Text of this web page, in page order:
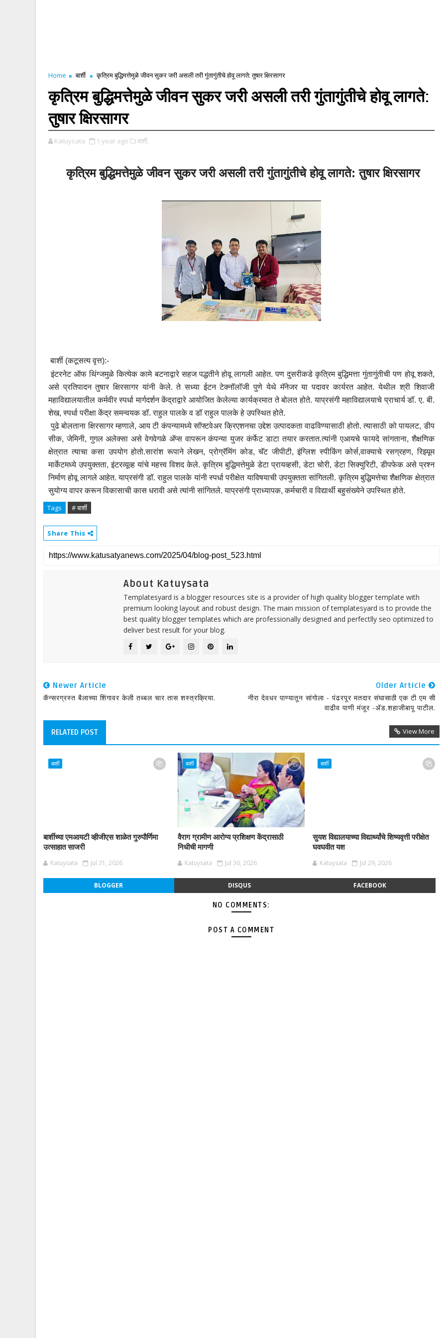
Home बार्शी कृत्रिम बुद्धिमत्तेमुळे जीवन सुकर जरी असली तरी गुंतागुंतीचे होवू लागते: तुषार क्षिरसागर
कृत्रिम बुद्धिमत्तेमुळे जीवन सुकर जरी असली तरी गुंतागुंतीचे होवू लागते:
तुषार क्षिरसागर
Katuysata 1 year ago बार्शी,
कृत्रिम बुद्धिमत्तेमुळे जीवन सुकर जरी असली तरी गुंतागुंतीचे होवू लागते: तुषार क्षिरसागर
बार्शी (कटूसत्य वृत्त):-
इंटरनेट ऑफ थिंग्जमुळे कित्येक कामे बटनाद्वारे सहज पद्धतीने होवू लागली आहेत. पण दुसरीकडे कृत्रिम बुद्धिमत्ता गुंतागुंतीची पण होवू शकते,
असे प्रतिपादन तुषार क्षिरसागर यांनी केले. ते सध्या ईटन टेक्नॉलॉजी पुणे येथे मॅनेजर या पदावर कार्यरत आहेत. येथील श्री शिवाजी
महाविद्यालयातील कर्मवीर स्पर्धा मार्गदर्शन केंद्राद्वारे आयोजित केलेल्या कार्यक्रमात ते बोलत होते. याप्रसंगी महाविद्यालयाचे प्राचार्य डॉ. ए. बी.
शेख, स्पर्धा परीक्षा केंद्र समन्वयक डॉ. राहुल पालके व डॉ राहुल पालके हे उपस्थित होते.
पुढे बोलताना क्षिरसागर म्हणाले, आय टी कंपन्यामध्ये सॉफ्टवेअर क्रिएशनचा उद्देश उत्पादकता वाढविण्यासाठी होतो. त्यासाठी को पायलट, डीप
सीक, जेमिनी, गुगल अलेक्सा असे वेगवेगळे ॲप्स वापरून कंपन्या युजर कंर्फेट डाटा तयार करतात.त्यांनी एआयचे फायदे सांगताना, शैक्षणिक
क्षेत्रात त्याचा कसा उपयोग होतो.सारांश रूपाने लेखन, प्रोग्रॅमिंग कोड, चॅट जीपीटी, इंग्लिश स्पीकिंग कोर्स,वाक्याचे रसग्रहण, रिझ्यूम
मार्केटमध्ये उपयुक्तता, इंटरव्यूव्ह यांचे महत्त्व विशद केले. कृत्रिम बुद्धिमत्तेमुळे डेटा प्रायव्हसी, डेटा चोरी, डेटा सिक्युरिटी, डीपफेक असे प्रश्न
निर्माण होवू लागले आहेत. याप्रसंगी डॉ. राहुल पालके यांनी स्पर्धा परीक्षेत याविषयाची उपयुक्तता सांगितली. कृत्रिम बुद्धिमत्तेचा शैक्षणिक क्षेत्रात
सुयोग्य वापर करून विकासाची कास धरावी असे त्यांनी सांगितले. याप्रसंगी प्राध्यापक, कर्मचारी व विद्यार्थी बहुसंख्येने उपस्थित होते.
Tags # बार्शी
Share This
About Katuysata
Templatesyard is a blogger resources site is a provider of high quality blogger template with
premium looking layout and robust design. The main mission of templatesyard is to provide the
best quality blogger templates which are professionally designed and perfectlly seo optimized to
deliver best result for your blog.
Newer Article
कॅन्सरग्रस्त बैलाच्या शिंगावर केली तब्बल चार तास शस्त्रक्रिया.
Older Article
नीरा देवधर पाण्यातून सांगोला - पंढरपूर मतदार संघासाठी एक टी एम सी
वाढीव पाणी मंजूर -ॲड.शहाजीबापू पाटील.
RELATED POST View More
बार्शी
बार्शीच्या एमआयटी व्हीजीएस शाळेत गुरुपौर्णिमा
उत्साहात साजरी
Katuysata Jul 31, 2026
बार्शी
वैराग ग्रामीण आरोग्य प्रशिक्षण केंद्रासाठी
निधीची मागणी
Katuysata Jul 30, 2026
बार्शी
सुयश विद्यालयाच्या विद्यार्थ्यांचे शिष्यवृत्ती परीक्षेत
घवघवीत यश
Katuysata Jul 29, 2026
BLOGGER DISQUS FACEBOOK
NO COMMENTS:
POST A COMMENT